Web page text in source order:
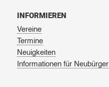
INFORMIEREN
Vereine
Termine
Neuigkeiten
Informationen für Neubürger